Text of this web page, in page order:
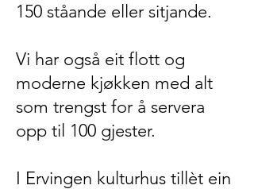
150 ståande eller sitjande.
Vi har også eit flott og
moderne kjøkken med alt
som trengst for å servera
opp til 100 gjester.
I Ervingen kulturhus tillèt ein